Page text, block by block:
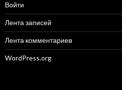
Войти
Лента записей
Лента комментариев
WordPress.org